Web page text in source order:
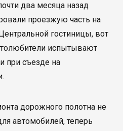
два месяца назад
проезжую часть на
гостиницы, вот
испытывают
при съезде на
дорожного полотна не
автомобилей, теперь